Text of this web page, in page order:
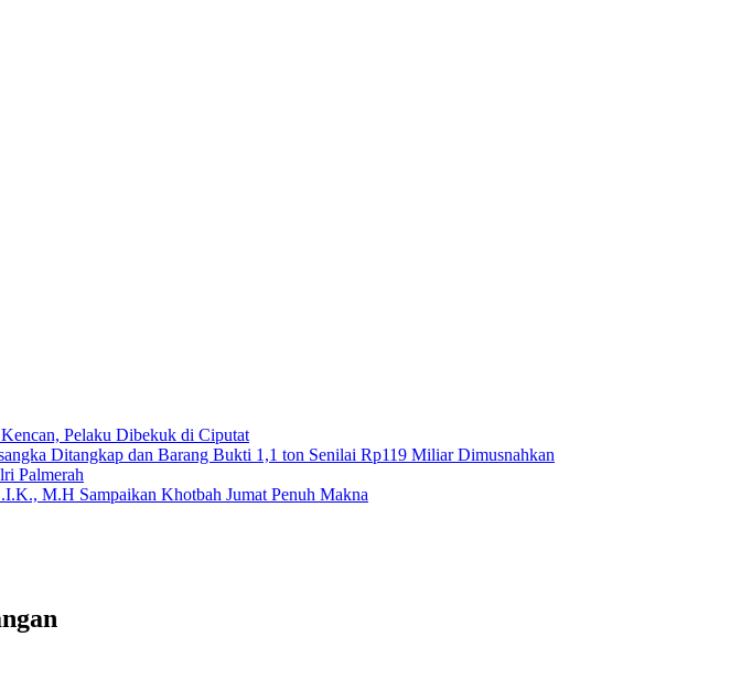
Pelaku Dibekuk di Ciputat
Ditangkap dan Barang Bukti 1,1 ton Senilai Rp119 Miliar Dimusnahkan
Palmerah
M.H Sampaikan Khotbah Jumat Penuh Makna